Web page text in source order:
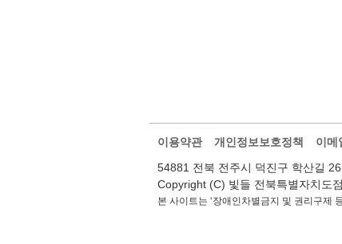
이용약관 개인정보보호정책
이메
54881 전북 전주시 덕진구 학산길
Copyright (C) 빛들 전북특별자치도
본 사이트는 ‘장애인차별금지 및 권리구제